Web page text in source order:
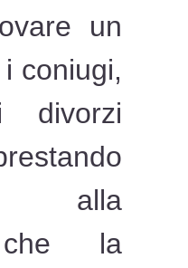
un
coniugi,
divorzi
alla
che la